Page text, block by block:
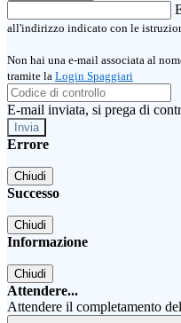
all'indirizzo indicato con le
Non hai una e-mail associata al
tramite la Login Spaggiari
E-mail inviata, si prega di
Errore
Chiudi
Successo
Chiudi
Informazione
Chiudi
Attendere...
Attendere il completamento